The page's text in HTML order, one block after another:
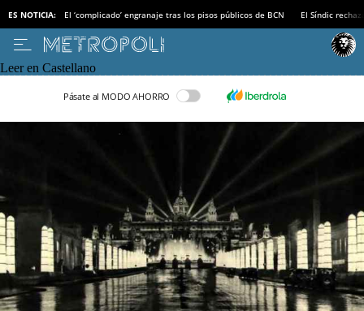
ES NOTICIA: El ‘complicado’ engranaje tras los pisos públicos de BCN El Síndic
Leer en Castellano
Pásate al MODO AHORRO